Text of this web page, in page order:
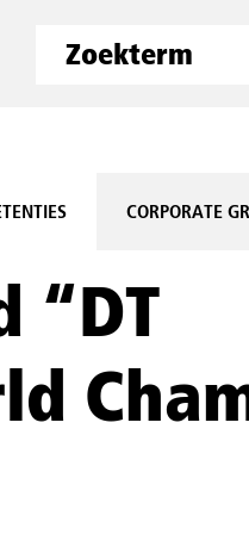
CORPORATE
“DT